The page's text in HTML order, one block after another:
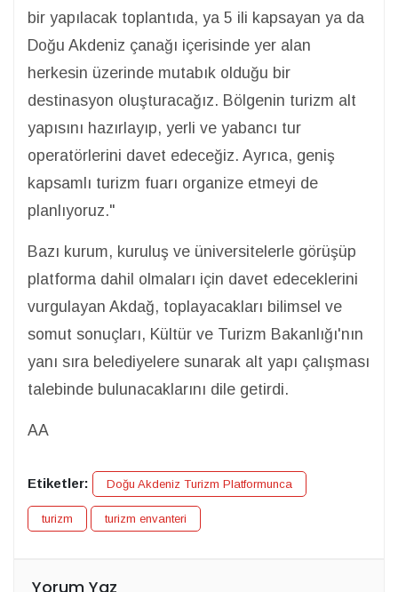
bir yapılacak toplantıda, ya 5 ili kapsayan ya da
Doğu Akdeniz çanağı içerisinde yer alan
herkesin üzerinde mutabık olduğu bir
destinasyon oluşturacağız. Bölgenin turizm alt
yapısını hazırlayıp, yerli ve yabancı tur
operatörlerini davet edeceğiz. Ayrıca, geniş
kapsamlı turizm fuarı organize etmeyi de
planlıyoruz."
Bazı kurum, kuruluş ve üniversitelerle görüşüp
platforma dahil olmaları için davet edeceklerini
vurgulayan Akdağ, toplayacakları bilimsel ve
somut sonuçları, Kültür ve Turizm Bakanlığı'nın
yanı sıra belediyelere sunarak alt yapı çalışması
talebinde bulunacaklarını dile getirdi.
AA
Etiketler: Doğu Akdeniz Turizm Platformunca
turizm turizm envanteri
Yorum Yaz